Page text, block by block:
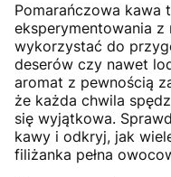
Pomarańczowa kawa
eksperymentowania z
wykorzystać do
deserów czy nawet
aromat z pewnością
że każda chwila
się wyjątkowa.
kawy i odkryj, jak
filiżanka pełna